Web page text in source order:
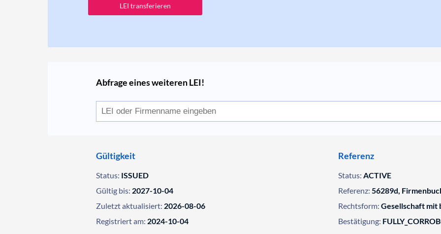
LEI transferieren
Abfrage eines weiteren LEI!
Gültigkeit
Status: ISSUED
Gültig bis: 2027-10-04
Zuletzt aktualisiert: 2026-08-06
Registriert am: 2024-10-04
Referenz
Status: ACTIVE
Referenz: 56289d,
Rechtsform: Gesellschaft mit
Bestätigung: